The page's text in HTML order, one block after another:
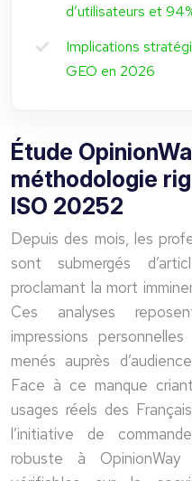
d’utilisateurs et
Implications
GEO en 2026
Étude
méthodologie
ISO 20252
Depuis des mois, les
sont submergés
proclamant la mort
Ces analyses
impressions
menés auprès
Face à ce manque
usages réels des
l’initiative de
robuste à